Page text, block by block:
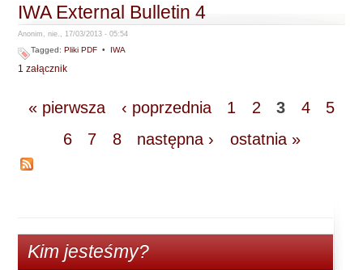
IWA External Bulletin 4
Anonim, nie., 17/03/2013 - 05:54
Tagged:Pliki PDF • IWA
1 załącznik
« pierwsza ‹ poprzednia 1 2 3 4
5
6
7 8 następna › ostatnia »
Kim jesteśmy?